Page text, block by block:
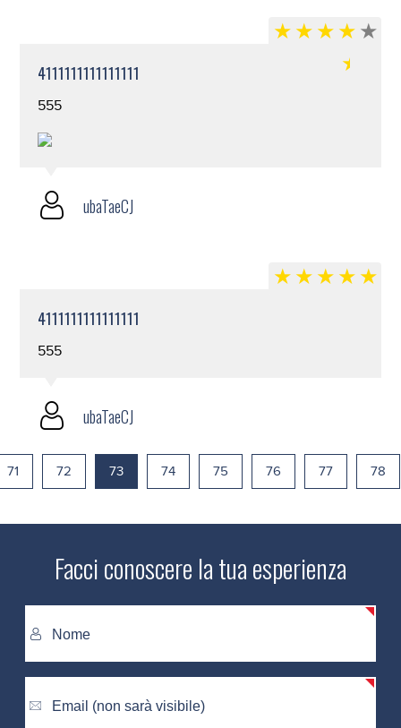
4111111111111111
555
ubaTaeCJ
4111111111111111
555
ubaTaeCJ
71 72 73 74 75 76 77 78
Facci conoscere la tua esperienza